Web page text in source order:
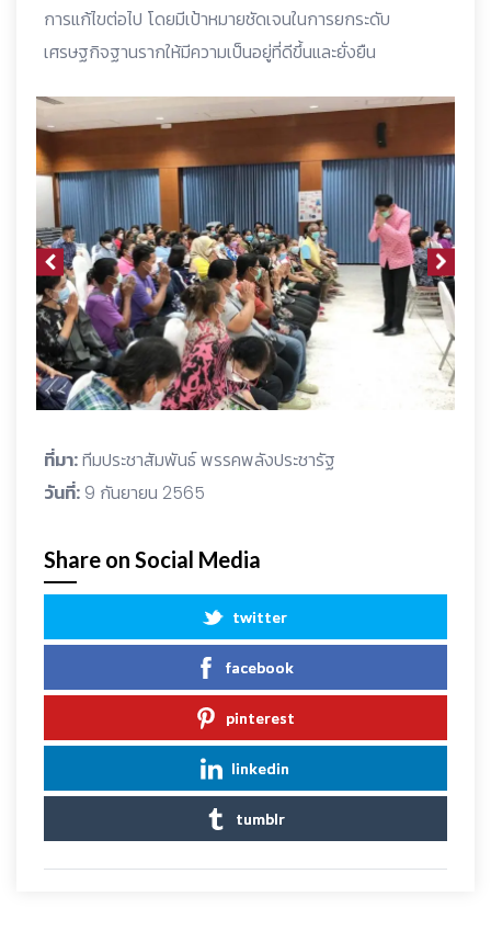
การแก้ไขต่อไป โดยมีเป้าหมายชัดเจนในการยกระดับ
เศรษฐกิจฐานรากให้มีความเป็นอยู่ที่ดีขึ้นและยั่งยืน
ที่มา:ทีมประชาสัมพันธ์ พรรคพลังประชารัฐ
วันที่: 9 กันยายน 2565
Share on Social Media
twitter
facebook
pinterest
linkedin
tumblr